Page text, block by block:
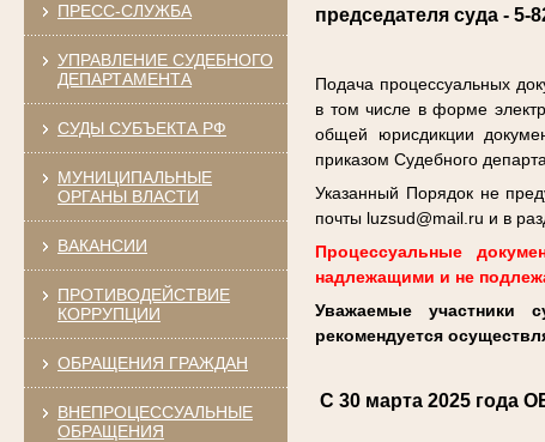
ПРЕСС-СЛУЖБА
УПРАВЛЕНИЕ СУДЕБНОГО
ДЕПАРТАМЕНТА
СУДЫ СУБЪЕКТА РФ
МУНИЦИПАЛЬНЫЕ
ОРГАНЫ ВЛАСТИ
ВАКАНСИИ
ПРОТИВОДЕЙСТВИЕ
КОРРУПЦИИ
ОБРАЩЕНИЯ ГРАЖДАН
ВНЕПРОЦЕССУАЛЬНЫЕ
ОБРАЩЕНИЯ
председателя суда -
Подача процессуальных
в том числе в форме
общей юрисдикции
приказом Судебного
Указанный Порядок не
почты luzsud@mail.ru и в
Процессуальные
надлежащими и не
Уважаемые участники
рекомендуется
С 30 марта 2025 года